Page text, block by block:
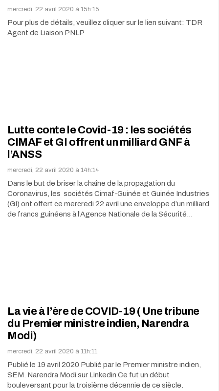
mercredi, 22 avril 2020 à 15h:15
Pour plus de détails, veuillez cliquer sur le lien suivant: TDR
Agent de Liaison PNLP
Lutte conte le Covid-19 : les sociétés
CIMAF et GI offrent un milliard GNF à
l’ANSS
mercredi, 22 avril 2020 à 14h:14
Dans le but de briser la chaîne de la propagation du
Coronavirus, les sociétés Cimaf-Guinée et Guinée Industries
(GI) ont offert ce mercredi 22 avril une enveloppe d’un milliard
de francs guinéens à l’Agence Nationale de la Sécurité…
La vie à l’ère de COVID-19 ( Une tribune
du Premier ministre indien, Narendra
Modi)
mercredi, 22 avril 2020 à 11h:11
Publié le 19 avril 2020 Publié par le Premier ministre indien,
SEM. Narendra Modi sur Linkedin Ce fut un début
bouleversant pour la troisième décennie de ce siècle.